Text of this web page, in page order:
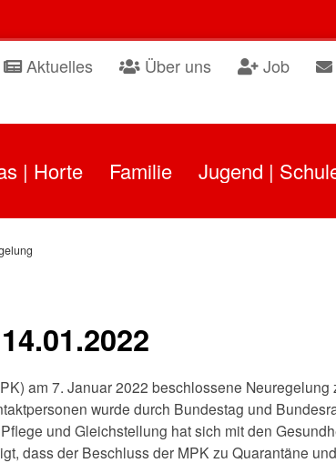
Aktuelles Über uns Job
| Horte Familie Jugend |
am 7. Januar 2022 beschlossene Neuregelung
wurde durch Bundestag und
und Gleichstellung hat sich mit den
dass der Beschluss der MPK zu Quarantäne